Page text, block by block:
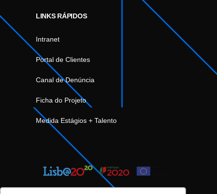
LINKS RÁPIDOS
Intranet
Portal de Clientes
Canal de Denúncia
Ficha do Projeto
Medida Estágios + Talento